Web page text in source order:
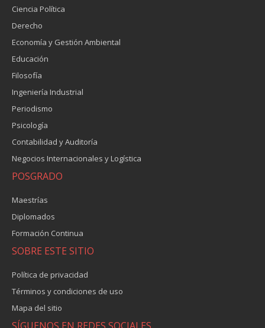
Ciencia Política
Derecho
Economía y Gestión Ambiental
Educación
Filosofía
Ingeniería Industrial
Periodismo
Psicología
Contabilidad y Auditoría
Negocios Internacionales y Logística
POSGRADO
Maestrías
Diplomados
Formación Continua
SOBRE ESTE SITIO
Política de privacidad
Términos y condiciones de uso
Mapa del sitio